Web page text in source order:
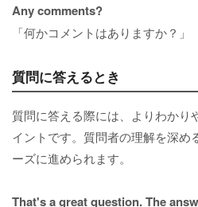
Any comments?
「何かコメントはありますか？」
質問に答えるとき
質問に答える際には、よりわかり
イントです。質問者の理解を深め
ーズに進められます。
That's a great question. The